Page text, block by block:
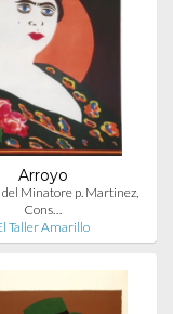
Arroyo
del Minatore p. Martinez,
Cons…
Taller Amarillo